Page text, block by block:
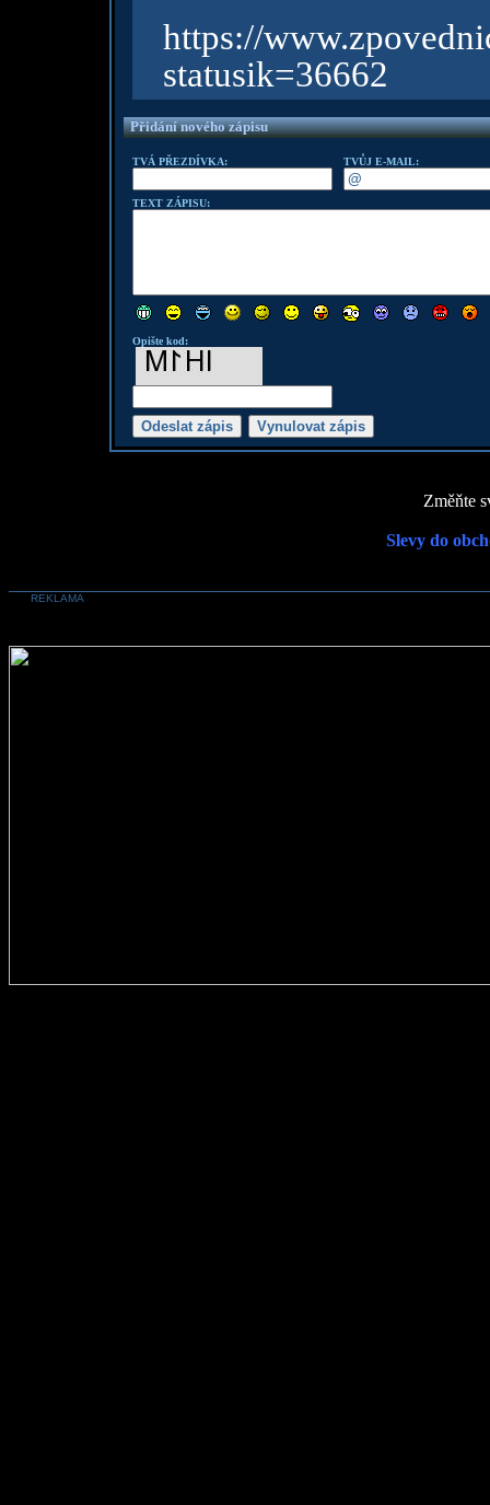
https://
statusik=36662
Přidání nového zápisu
TVÁ PŘEZDÍVKA: TVŮJ E-MAIL:
TEXT ZÁPISU:
Opište kod:
Změňte
Slevy do
REKLAMA